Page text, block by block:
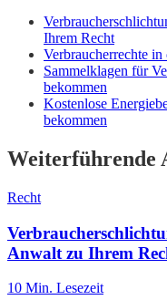
Ihrem Recht
Verbraucherrechte
Sammelklagen für
bekommen
Kostenlose
bekommen
Weiterführende
Recht
Anwalt zu Ihrem
10 Min. Lesezeit